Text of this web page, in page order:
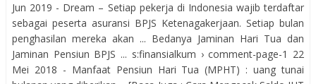
Jun 2019 - Dream – Setiap pekerja di Indonesia wajib terdaftar
sebagai peserta asuransi BPJS Ketenagakerjaan. Setiap bulan
penghasilan mereka akan ... Bedanya Jaminan Hari Tua dan
Jaminan Pensiun BPJS ... s:finansialkum › comment-page-1 22
Mei 2018 - Manfaat Pensiun Hari Tua (MPHT) : uang tunai